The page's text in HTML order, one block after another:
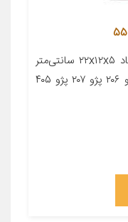
معرفی محصول جزئیات محصول ابعاد ۲۲x۱۲x۵ سانتی‌متر
جنس ویسکوز مناسب برای خودرو پژو ۲۰۶ پژو ۲۰۷ پژو ۴۰۵